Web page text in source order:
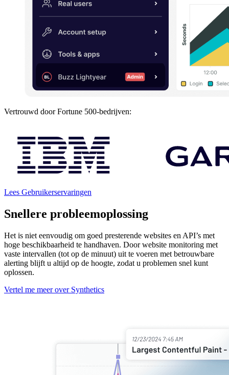
Vertrouwd door Fortune 500-bedrijven:
Lees Gebruikerservaringen
Snellere probleemoplossing
Het is niet eenvoudig om goed presterende websites en API’s met
hoge beschikbaarheid te handhaven. Door website monitoring met
vaste intervallen (tot op de minuut) uit te voeren met betrouwbare
alerting blijft u altijd op de hoogte, zodat u problemen snel kunt
oplossen.
Vertel me meer over Synthetics